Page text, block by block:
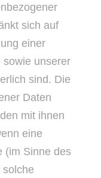
sich auf
einer
sowie unserer
sind. Die
Daten
mit ihnen
eine
(im Sinne des
solche